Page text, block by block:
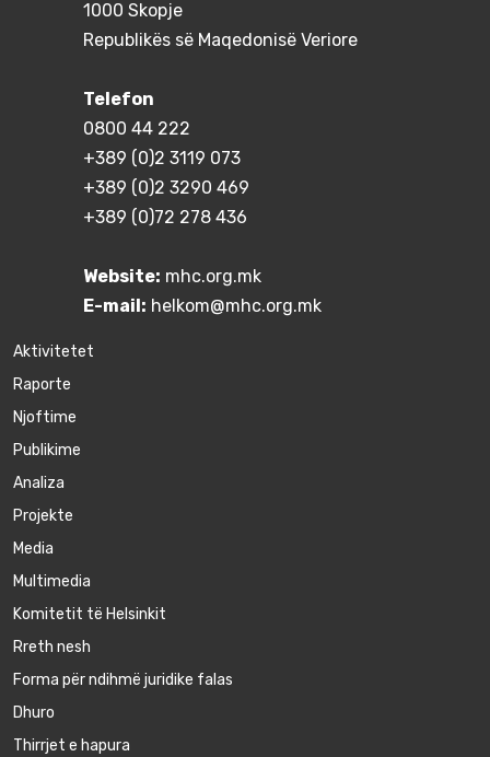
1000 Skopje
Republikës së Maqedonisë Veriore
Telefon
0800 44 222
+389 (0)2 3119 073
+389 (0)2 3290 469
+389 (0)72 278 436
Website: mhc.org.mk
E-mail: helkom@mhc.org.mk
Aktivitetet
Raporte
Njoftime
Publikime
Аnaliza
Projekte
Media
Multimedia
Komitetit të Helsinkit
Rreth nesh
Forma për ndihmë juridike falas
Dhuro
Thirrjet e hapura